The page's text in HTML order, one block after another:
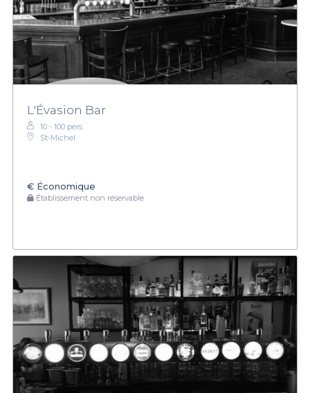
L'Évasion Bar
10 - 100 pers.
St-Michel
€ Économique
Établissement non réservable